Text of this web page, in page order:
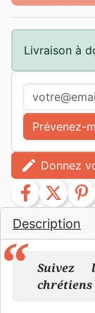
Description
Suivez
chrétiens
Livraison à
Prévenez-
edit Donnez
facebook twitter pinterest